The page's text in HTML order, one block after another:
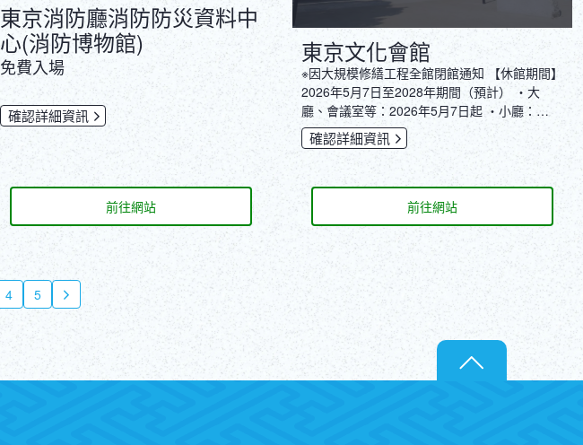
東京消防廳消防防災資料中
心(消防博物館)
免費入場
確認詳細資訊
前往網站
東京文化會館
‎※因大規模修繕工程全館閉館通知 【休館期間】
2026年5月7日至2028年期間（預計） ・大
廳、會議室等：2026年5月7日起 ・小廳：
2026年5月14日起 ※音樂資料室自2026年4月1
日起暫停開放
確認詳細資訊
前往網站
4 5